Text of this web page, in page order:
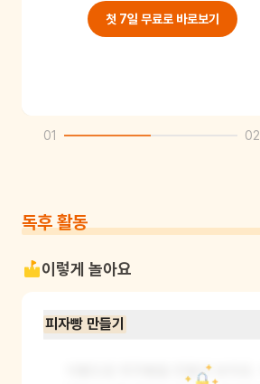
첫 7일 무료로 바로보기
01 02
독후 활동
이렇게 놀아요
피자빵 만들기
식빵으로 피자빵을 만들어 보아요.